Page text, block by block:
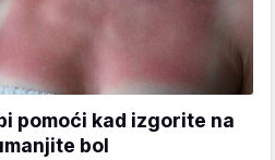
pomoći kad izgorite na
bol